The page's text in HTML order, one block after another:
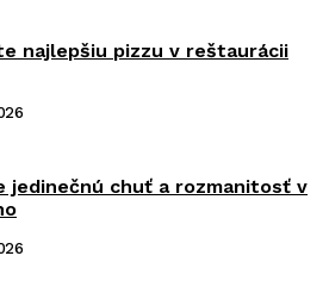
najlepšiu pizzu v reštaurácii
jedinečnú chuť a rozmanitosť v